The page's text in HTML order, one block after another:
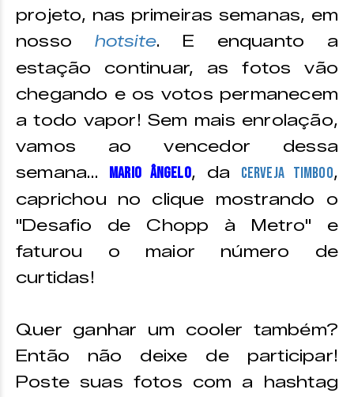
projeto, nas primeiras semanas, em
nosso hotsite. E enquanto a
estação continuar, as fotos vão
chegando e os votos permanecem
a todo vapor! Sem mais enrolação,
vamos ao vencedor dessa
semana… Mario Ângelo, da Cerveja Timboo,
caprichou no clique mostrando o
"Desafio de Chopp à Metro" e
faturou o maior número de
curtidas!
Quer ganhar um cooler também?
Então não deixe de participar!
Poste suas fotos com a hashtag